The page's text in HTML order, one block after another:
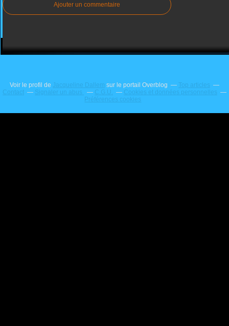
Ajouter un commentaire
Voir le profil de Jacqueline Dallem sur le portail Overblog
Top articles
Contact
Signaler un abus C.G.U.
Cookies et données personnelles
Préférences cookies